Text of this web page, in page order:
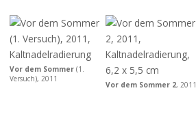
Vor dem Sommer (1.
Versuch), 2011
Vor dem Sommer 2, 2011